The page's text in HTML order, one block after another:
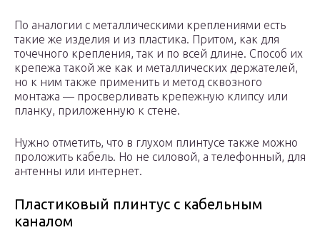
По аналогии с металлическими креплениями есть
такие же изделия и из пластика. Притом, как для
точечного крепления, так и по всей длине. Способ их
крепежа такой же как и металлических держателей,
но к ним также применить и метод сквозного
монтажа — просверливать крепежную клипсу или
планку, приложенную к стене.
Нужно отметить, что в глухом плинтусе также можно
проложить кабель. Но не силовой, а телефонный, для
антенны или интернет.
Пластиковый плинтус с кабельным
каналом